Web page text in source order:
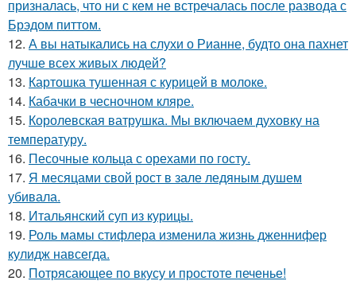
призналась, что ни с кем не встречалась после развода с
Брэдом питтом.
12. А вы натыкались на слухи о Рианне, будто она пахнет
лучше всех живых людей?
13. Картошка тушенная с курицей в молоке.
14. Кабачки в чесночном кляре.
15. Королевская ватрушка. Мы включаем духовку на
температуру.
16. Песочные кольца с орехами по госту.
17. Я месяцами свой рост в зале ледяным душем
убивала.
18. Итальянский суп из курицы.
19. Роль мамы стифлера изменила жизнь дженнифер
кулидж навсегда.
20. Потрясающее по вкусу и простоте печенье!